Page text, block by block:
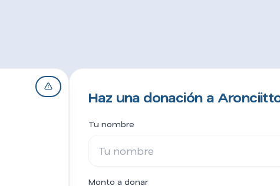
Haz una donación a
Tu nombre
Monto a donar